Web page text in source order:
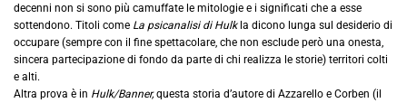
decenni non si sono più camuffate le mitologie e i significati che a esse
sottendono. Titoli come La psicanalisi di Hulk la dicono lunga sul desiderio di
occupare (sempre con il fine spettacolare, che non esclude però una onesta,
sincera partecipazione di fondo da parte di chi realizza le storie) territori colti
e alti.
Altra prova è in Hulk/Banner,questa storia d’autore di Azzarello e Corben (il